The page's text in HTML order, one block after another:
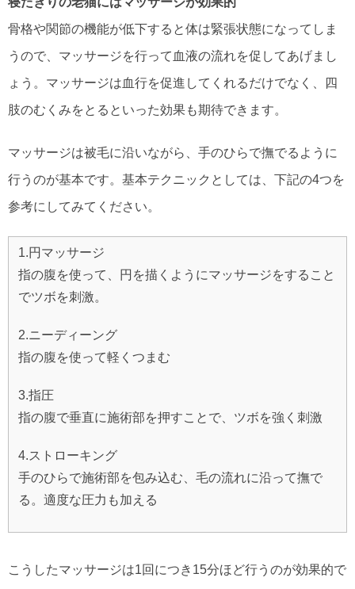
骨格や関節の機能が低下すると体は緊張状態になってしま
うので、マッサージを行って血液の流れを促してあげまし
ょう。マッサージは血行を促進してくれるだけでなく、四
肢のむくみをとるといった効果も期待できます。
マッサージは被毛に沿いながら、手のひらで撫でるように
行うのが基本です。基本テクニックとしては、下記の4つを
参考にしてみてください。
1.円マッサージ
指の腹を使って、円を描くようにマッサージをすること
でツボを刺激。
2.ニーディーング
指の腹を使って軽くつまむ
3.指圧
指の腹で垂直に施術部を押すことで、ツボを強く刺激
4.ストローキング
手のひらで施術部を包み込む、毛の流れに沿って撫で
る。適度な圧力も加える
こうしたマッサージは1回につき15分ほど行うのが効果的で